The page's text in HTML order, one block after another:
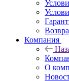
Компания
О